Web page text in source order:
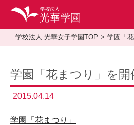
学校法人 光華女子学園TOP 学園「
学園「花まつり」を開
2015.04.14
学園「花まつり」